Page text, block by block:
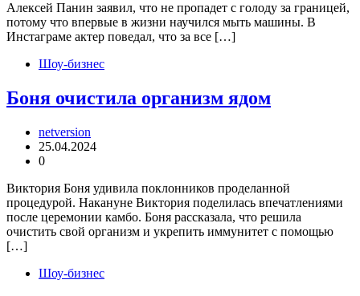
Алексей Панин заявил, что не пропадет с голоду за границей,
потому что впервые в жизни научился мыть машины. В
Инстаграме актер поведал, что за все […]
Шоу-бизнес
Боня очистила организм ядом
netversion
25.04.2024
0
Виктория Боня удивила поклонников проделанной
процедурой. Накануне Виктория поделилась впечатлениями
после церемонии камбо. Боня рассказала, что решила
очистить свой организм и укрепить иммунитет с помощью
[…]
Шоу-бизнес